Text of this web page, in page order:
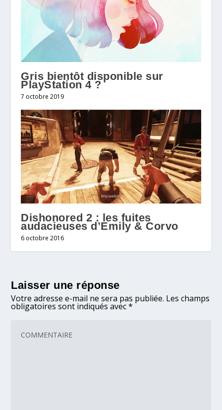
Gris bientôt disponible sur
PlayStation 4 ?
7 octobre 2019
Dishonored 2 : les fuites
audacieuses d’Emily & Corvo
6 octobre 2016
Laisser une réponse
Votre adresse e-mail ne sera pas publiée. Les champs
obligatoires sont indiqués avec*